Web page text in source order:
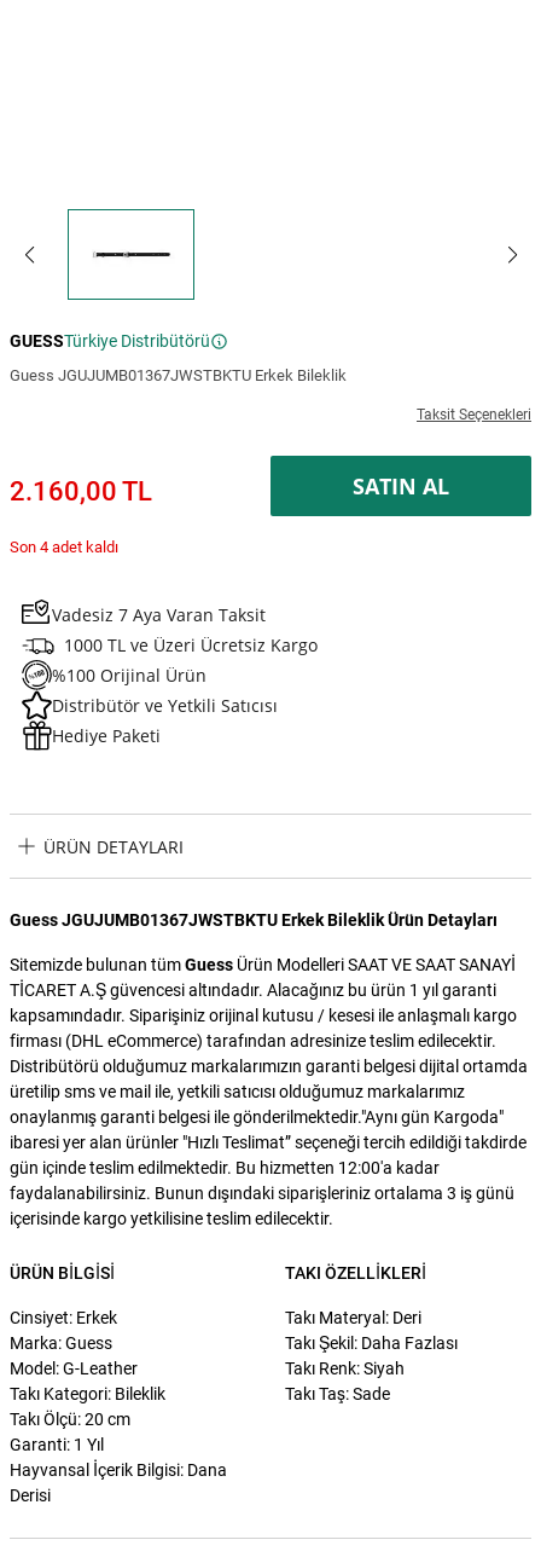
GUESSTürkiye Distribütörü
Guess JGUJUMB01367JWSTBKTU Erkek Bileklik
Taksit Seçenekleri
2.160,00 TL SATIN AL
Son 4 adet kaldı
Vadesiz 7 Aya Varan Taksit
1000 TL ve Üzeri Ücretsiz Kargo
%100 Orijinal Ürün
Distribütör ve Yetkili Satıcısı
Hediye Paketi
ÜRÜN DETAYLARI
Guess JGUJUMB01367JWSTBKTU Erkek Bileklik Ürün Detayları
Sitemizde bulunan tümGuess Ürün Modelleri SAAT VE SAAT SANAYİ
TİCARET A.Ş güvencesi altındadır. Alacağınız bu ürün 1 yıl garanti
kapsamındadır. Siparişiniz orijinal kutusu / kesesi ile anlaşmalı kargo
firması (DHL eCommerce) tarafından adresinize teslim edilecektir.
Distribütörü olduğumuz markalarımızın garanti belgesi dijital ortamda
üretilip sms ve mail ile, yetkili satıcısı olduğumuz markalarımız
onaylanmış garanti belgesi ile gönderilmektedir."Aynı gün Kargoda"
ibaresi yer alan ürünler "Hızlı Teslimat” seçeneği tercih edildiği takdirde
gün içinde teslim edilmektedir. Bu hizmetten 12:00'a kadar
faydalanabilirsiniz. Bunun dışındaki siparişleriniz ortalama 3 iş günü
içerisinde kargo yetkilisine teslim edilecektir.
ÜRÜN BILGISI
Cinsiyet: Erkek
Marka: Guess
Model: G-Leather
Takı Kategori: Bileklik
Takı Ölçü: 20 cm
Garanti: 1 Yıl
Hayvansal İçerik Bilgisi: Dana
Derisi
TAKI ÖZELLIKLERI
Takı Materyal: Deri
Takı Şekil: Daha Fazlası
Takı Renk: Siyah
Takı Taş: Sade